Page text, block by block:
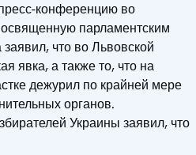
конференцию во
парламентским
что во Львовской
явка, а также то, что на
дежурил по крайней мере
органов.
Украины заявил, что